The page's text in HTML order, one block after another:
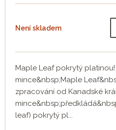
Není skladem
Maple Leaf pokrytý
mince&nbsp;Maple
zpracování od Kanadské
leaf) pokrytý pl...